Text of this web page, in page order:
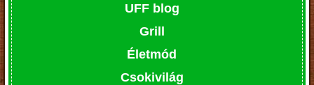
UFF blog
Grill
Életmód
Csokivilág